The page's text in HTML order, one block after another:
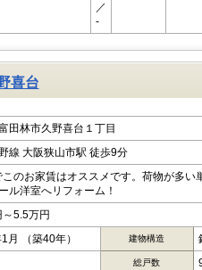
／
-
喜台
田林市久野喜台１丁目
線 大阪狭山市駅 徒歩9分
このお家賃はオススメです。荷物が多い
ル洋室へリフォーム！
5.5万円
月 （築40年） 建物構造
総戸数